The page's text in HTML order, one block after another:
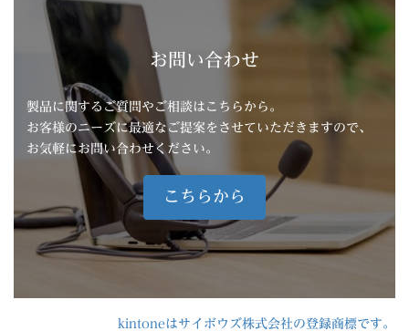
お問い合わせ
製品に関するご質問やご相談はこちらから。
お客様のニーズに最適なご提案をさせていただきますので、
お気軽にお問い合わせください。
こちらから
kintoneはサイボウズ株式会社の登録商標です。